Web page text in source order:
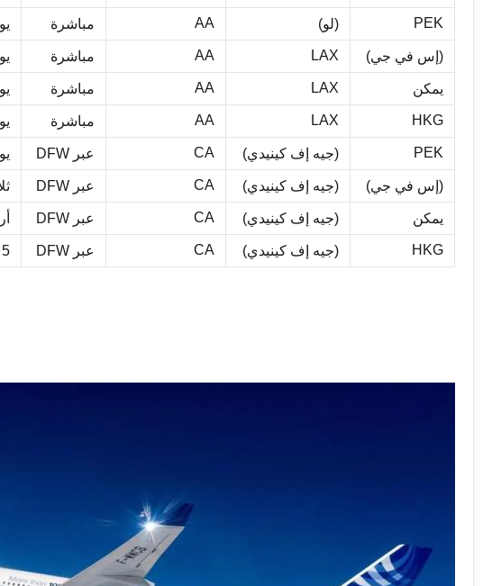
PEK (لو) AA مباشرة
(إس في جي) LAX
AA مباشرة
يمكن LAX
AA مباشرة
HKG
LAX
AA مباشرة
PEK (جيه إف كينيدي) CA عبر DFW
(إس في جي) (جيه إف كينيدي) CA عبر DFW
يمكن (جيه إف كينيدي) CA عبر DFW
HKG (جيه إف كينيدي) CA عبر DFW 5 أيام